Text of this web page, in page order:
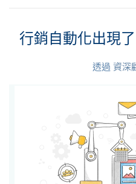
行銷自動化出現
透過 資深